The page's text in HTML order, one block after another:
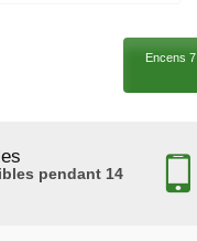
Encens
pendant 14